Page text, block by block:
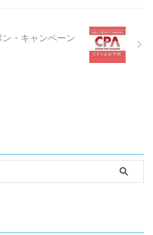
・キャンペーン